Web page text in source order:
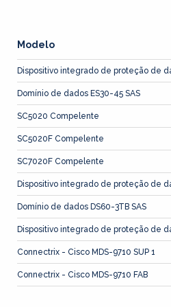
Modelo
Dispositivo integrado de proteção de
Domínio de dados ES30-45 SAS
SC5020 Compelente
SC5020F Compelente
SC7020F Compelente
Dispositivo integrado de proteção de
Domínio de dados DS60-3TB SAS
Dispositivo integrado de proteção de
Connectrix - Cisco MDS-9710 SUP 1
Connectrix - Cisco MDS-9710 FAB